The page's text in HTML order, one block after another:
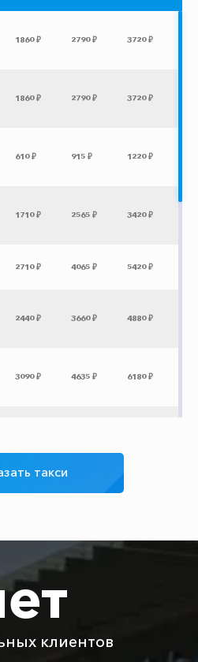
1860 ₽ 2790 ₽ 3720 ₽
1860 ₽ 2790 ₽ 3720 ₽
610 ₽ 915 ₽ 1220 ₽
1710 ₽ 2565 ₽ 3420 ₽
2710 ₽ 4065 ₽ 5420 ₽
2440 ₽ 3660 ₽ 4880 ₽
3090 ₽ 4635 ₽ 6180 ₽
6590 ₽
2920 ₽ 4380 ₽ 5840 ₽
2660 ₽
такси
клиентов